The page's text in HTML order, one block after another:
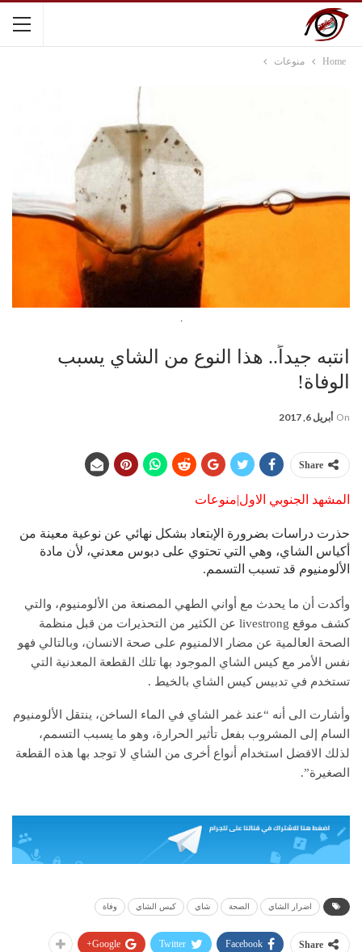
Home منوعات
انتبه جيداً.. هذا النوع من الشاي يسبب
الوفاة!
On أبريل 6, 2017
Share
المشهد الجنوبي الاول|منوعات
حذرت دراسات بضرورة الإبتعاد بشكل نهائي عن نوعية معينة من
أكياس الشاي، وهي التي تحتوي على دبوس معدني، لأن مادة
الألومنيوم قد تسبب التسمم.
وأكدت أن ما يحدث مع أواني الطهي المصنعة من الألومنيوم، والتي
كشف موقع livestrong عن الكثير من التحذيرات من قبل منظمة
الصحة العالمية عن مضار الالمنيوم على صحة الانسان، وبالتالي فهو
نفس الأمر مع كيس الشاي الموجود بها تلك القطعة المعدنية التي
تستخدم في تدبيس كيس الشاي بالخيط .
وأشارت الى أنه “عند غمر الشاي في الماء الساخن، ينتقل الألومنيوم
السام إلى المشروب بفعل تأثير الحرارة، وهو ما يسبب التسمم،
لذلك الافضل استخدام أنواع أخرى من الشاي لا توجد بها هذه القطعة
الصغيرة”.
اضرار الشاي الصحة شاي كيس الشاي وفاة
Share
Facebook
Twitter
Google+